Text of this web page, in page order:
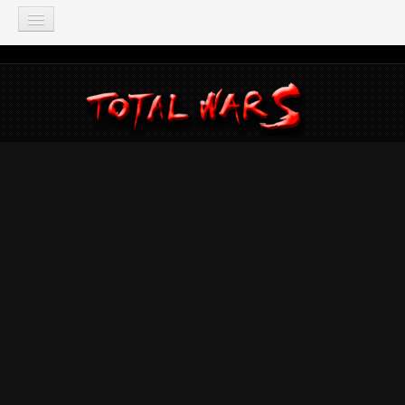
TOTAL WAR
Total War: Three Kingdoms
Total War: Warhammer